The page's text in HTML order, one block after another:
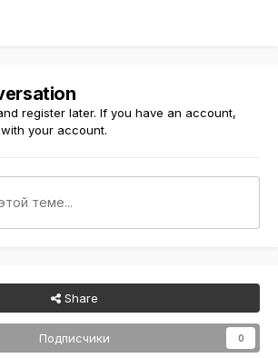
register later. If you have an account,
your account.
теме...
Share
Подписчики 0